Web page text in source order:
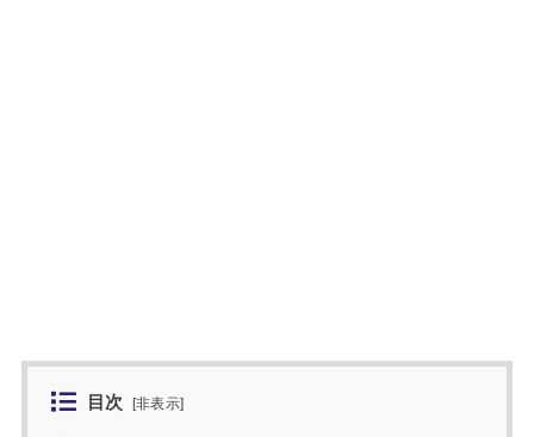
目次 [非表示]